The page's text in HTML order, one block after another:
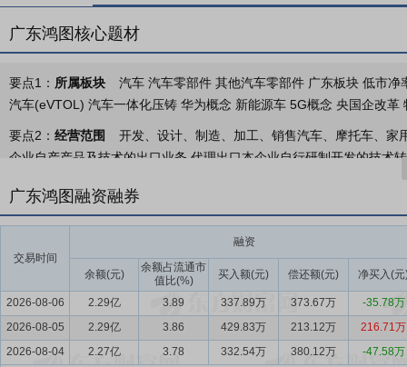
广东鸿图核心题材
要点1： 所属板块
汽车 汽车零部件 其他汽车零部件 广东板块 低市
汽车(eVTOL) 汽车一体化压铸 华为概念 新能源车 5G概念 央国企改革
要点2： 经营范围
开发、设计、制造、加工、销售汽车、摩托车、
企业自产产品及技术的出口业务,代理出口本企业自行研制开发的技术
要点4：汽车内外饰产品制造业务
宁波四维尔主要从事汽车内外装饰
要点5：汽车零部件行业
2025年，在国家宏观调控与市场内生动力
部件企业盈利能力形成显著冲击。整车厂为抢占市场份额，普遍推行
端车型供给大幅增加，行业整体毛利水平持续走低，核心零部件供应
广东鸿图融资融券
交易时间
融资
余额(元)
余额占流通市
值比(%)
买入额(元) 偿还额(元) 净买入(元
2026-08-06 2.29亿 3.89 337.89万 373.67万
-35.78万
2026-08-05
2.29亿 3.86 429.83万 213.12万
216.71万
2026-08-04
2.27亿 3.78 332.54万 380.12万 -47.58万